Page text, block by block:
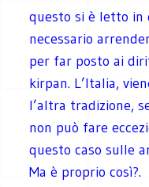
questo si è letto in
necessario
per far posto ai
kirpan. L’Italia,
l’altra tradizione,
non può fare
questo caso sulle
Ma è proprio così?.